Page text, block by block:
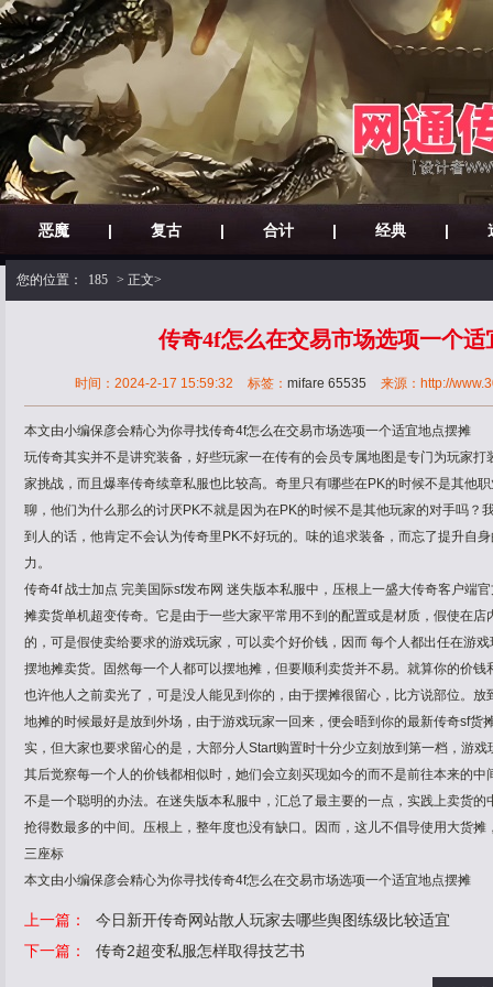
恶魔 | 复古 | 合计 | 经典 |
您的位置： 185 > 正文>
传奇4f怎么在交易市场选项一个适
时间：2024-2-17 15:59:32 标签： mifare 65535 来源：http://
本文由小编保彦会精心为你寻找传奇4f怎么在交易市场选项一个适宜地点摆摊
玩传奇其实并不是讲究装备，好些玩家一在传有的会员专属地图是专门为玩家
家挑战，而且爆率传奇续章私服也比较高。奇里只有哪些在PK的时候不是其他
聊，他们为什么那么的讨厌PK不就是因为在PK的时候不是其他玩家的对手吗？
到人的话，他肯定不会认为传奇里PK不好玩的。味的追求装备，而忘了提升自
力。
传奇4f 战士加点 完美国际sf发布网 迷失版本私服中，压根上一盛大传奇客户端
摊卖货单机超变传奇。它是由于一些大家平常用不到的配置或是材质，假使在
的，可是假使卖给要求的游戏玩家，可以卖个好价钱，因而 每个人都出任在游
摆地摊卖货。固然每一个人都可以摆地摊，但要顺利卖货并不易。就算你的价
也许他人之前卖光了，可是没人能见到你的，由于摆摊很留心，比方说部位。
地摊的时候最好是放到外场，由于游戏玩家一回来，便会晤到你的最新传奇sf货
实，但大家也要求留心的是，大部分人Start购置时十分少立刻放到第一档，游戏
其后觉察每一个人的价钱都相似时，她们会立刻买现如今的而不是前往本来的
不是一个聪明的办法。在迷失版本私服中，汇总了最主要的一点，实践上卖货
抢得数最多的中间。压根上，整年度也没有缺口。因而，这儿不倡导使用大货摊
三座标
本文由小编保彦会精心为你寻找传奇4f怎么在交易市场选项一个适宜地点摆摊
上一篇：
今日新开传奇网站散人玩家去哪些舆图练级比较适宜
下一篇：
传奇2超变私服怎样取得技艺书